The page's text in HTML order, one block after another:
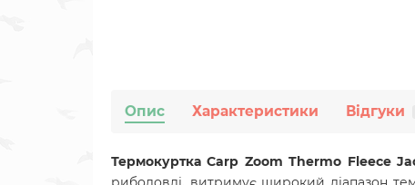
Опис Характеристики Відгуки
Термокуртка Carp Zoom Thermo Fleece